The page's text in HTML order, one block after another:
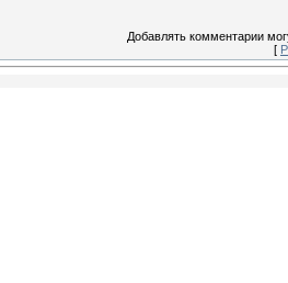
Добавлять комментарии
[